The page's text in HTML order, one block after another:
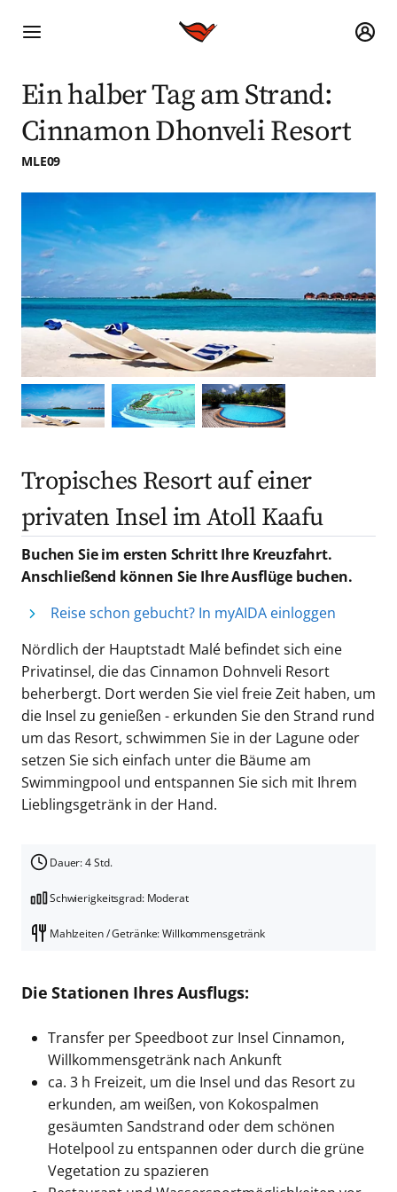
Ein halber Tag am Strand:
Cinnamon Dhonveli Resort
MLE09
Tropisches Resort auf einer
privaten Insel im Atoll Kaafu
Buchen Sie im ersten Schritt Ihre Kreuzfahrt.
Anschließend können Sie Ihre Ausflüge buchen.
Reise schon gebucht? In myAIDA einloggen
Nördlich der Hauptstadt Malé befindet sich eine
Privatinsel, die das Cinnamon Dohnveli Resort
beherbergt. Dort werden Sie viel freie Zeit haben, um
die Insel zu genießen - erkunden Sie den Strand rund
um das Resort, schwimmen Sie in der Lagune oder
setzen Sie sich einfach unter die Bäume am
Swimmingpool und entspannen Sie sich mit Ihrem
Lieblingsgetränk in der Hand.
Dauer: 4 Std.
Schwierigkeitsgrad: Moderat
Mahlzeiten / Getränke: Willkommensgetränk
Die Stationen Ihres Ausflugs:
Transfer per Speedboot zur Insel Cinnamon,
Willkommensgetränk nach Ankunft
ca. 3 h Freizeit, um die Insel und das Resort zu
erkunden, am weißen, von Kokospalmen
gesäumten Sandstrand oder dem schönen
Hotelpool zu entspannen oder durch die grüne
Vegetation zu spazieren